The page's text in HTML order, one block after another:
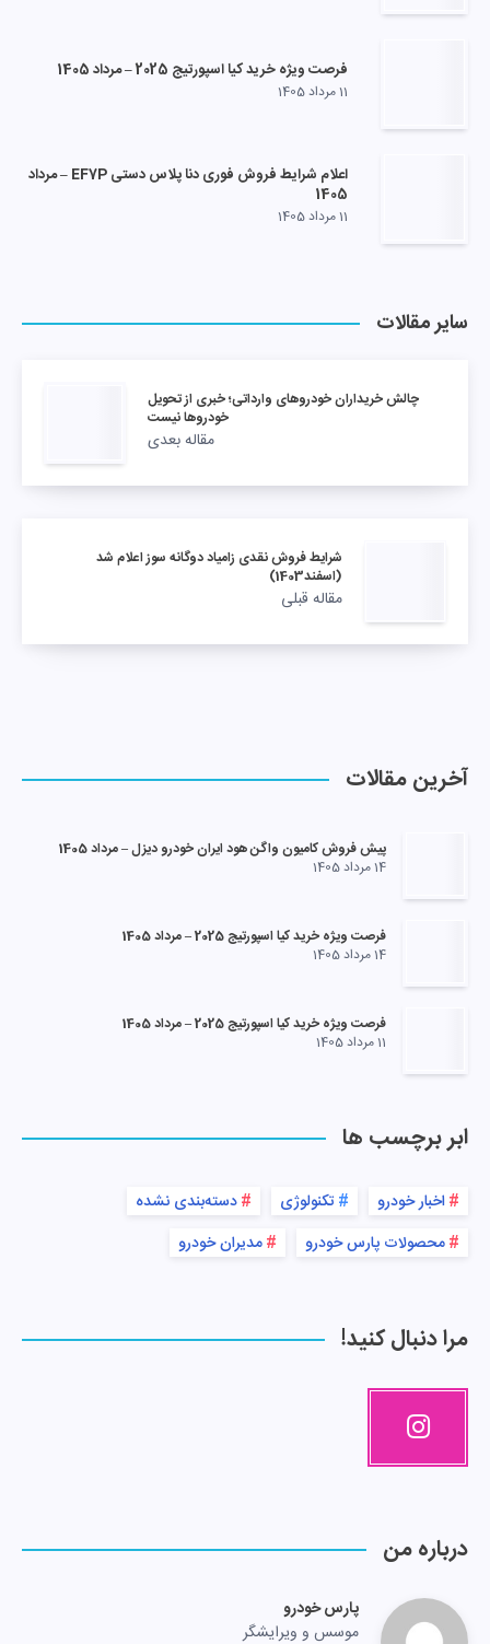
فرصت ویژه خرید کیا اسپورتیج 2025 – مرداد 1405
11 مرداد 1405
اعلام شرایط فروش فوری دنا پلاس دستی EF7P – مرداد
1405
11 مرداد 1405
سایر مقالات
چالش خریداران خودروهای وارداتی؛ خبری از تحویل
خودروها نیست
مقاله بعدی
شرایط فروش نقدی زامیاد دوگانه سوز اعلام شد
(اسفند1403)
مقاله قبلی
آخرین مقالات
پیش فروش کامیون واگن هود ایران خودرو دیزل – مرداد 1405
14 مرداد 1405
فرصت ویژه خرید کیا اسپورتیج 2025 – مرداد 1405
14 مرداد 1405
فرصت ویژه خرید کیا اسپورتیج 2025 – مرداد 1405
11 مرداد 1405
ابر برچسب ها
اخبار خودرو تکنولوژی
دسته‌بندی نشده
محصولات پارس خودرو
مدیران خودرو
مرا دنبال کنید!
درباره من
پارس خودرو
موسس و ویرایشگر